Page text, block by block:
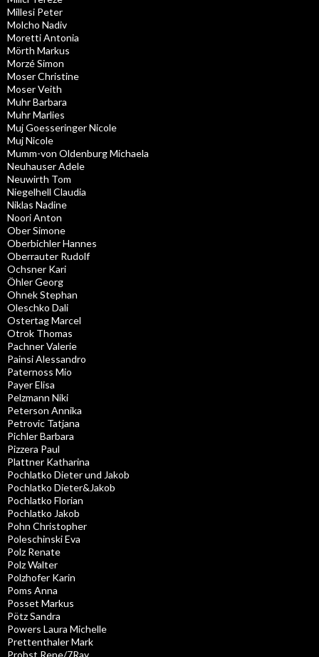
Millesi Peter
Molcho Nadiv
Moretti Antonia
Mörth Markus
Morzé Simon
Moser Christine
Moser Veith
Muhr Barbara
Muhr Marlies
Muj Goesseringer Nicole
Muj Nicole
Mumm-von Oldenburg Michaela
Neuhauser Adele
Neuwirth Tom
Niegelhell Claudia
Niklas Nadine
Noori Anton
Ober Simone
Oberbichler Hannes
Oberrauter Rudolf
Ochsner Kari
Öhler Georg
Ohnek Stephan
Oleschko Dali
Ostertag Marcel
Otrok Thomas
Pachner Valerie
Painsi Alessandro
Paternoss Mio
Payer Elisa
Pelzmann Niki
Peterson Annika
Petrovic Tatjana
Pichler Barbara
Pizzera Paul
Plattner Katharina
Pochlatko Dieter und Jakob
Pochlatko Dieter&Jakob
Pochlatko Florian
Pochlatko Jakob
Pohn Christopher
Poleschinski Eva
Polz Renate
Polz Walter
Polzhofer Karin
Poms Anna
Posset Markus
Pötz Sandra
Powers Laura Michelle
Prettenthaler Mark